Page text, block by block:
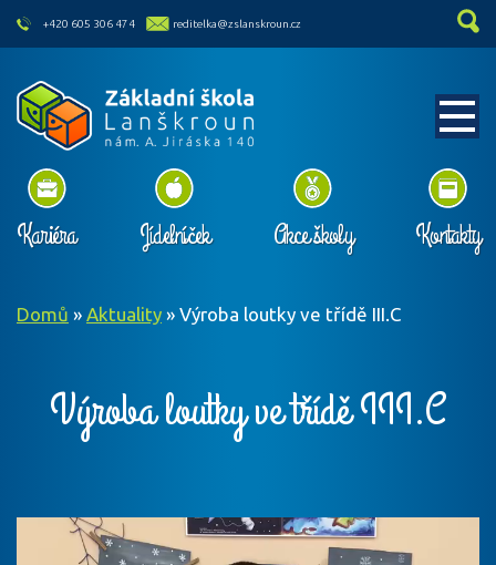
skip to main content
+420 605 306 474 reditelka@zslanskroun.cz
Kariéra Jídelníček Akce školy Kontakty
Domů » Aktuality » Výroba loutky ve třídě III.C
Výroba loutky ve třídě III.C
přehrávač